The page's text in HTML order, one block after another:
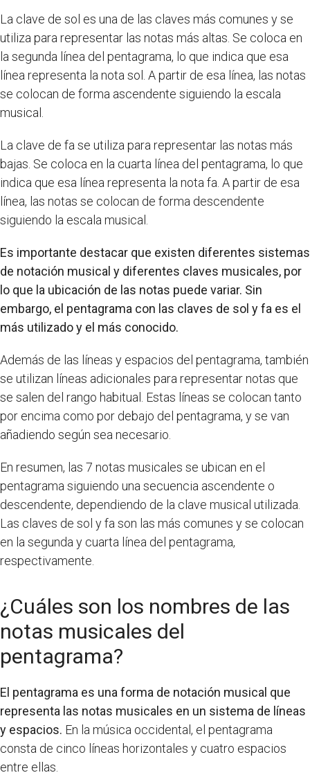
La clave de sol es una de las claves más comunes y se
utiliza para representar las notas más altas. Se coloca en
la segunda línea del pentagrama, lo que indica que esa
línea representa la nota sol. A partir de esa línea, las notas
se colocan de forma ascendente siguiendo la escala
musical.
La clave de fa se utiliza para representar las notas más
bajas. Se coloca en la cuarta línea del pentagrama, lo que
indica que esa línea representa la nota fa. A partir de esa
línea, las notas se colocan de forma descendente
siguiendo la escala musical.
Es importante destacar que existen diferentes sistemas
de notación musical y diferentes claves musicales, por
lo que la ubicación de las notas puede variar. Sin
embargo, el pentagrama con las claves de sol y fa es el
más utilizado y el más conocido.
Además de las líneas y espacios del pentagrama, también
se utilizan líneas adicionales para representar notas que
se salen del rango habitual. Estas líneas se colocan tanto
por encima como por debajo del pentagrama, y se van
añadiendo según sea necesario.
En resumen, las 7 notas musicales se ubican en el
pentagrama siguiendo una secuencia ascendente o
descendente, dependiendo de la clave musical utilizada.
Las claves de sol y fa son las más comunes y se colocan
en la segunda y cuarta línea del pentagrama,
respectivamente.
¿Cuáles son los nombres de las
notas musicales del
pentagrama?
El pentagrama es una forma de notación musical que
representa las notas musicales en un sistema de líneas
y espacios. En la música occidental, el pentagrama
consta de cinco líneas horizontales y cuatro espacios
entre ellas.